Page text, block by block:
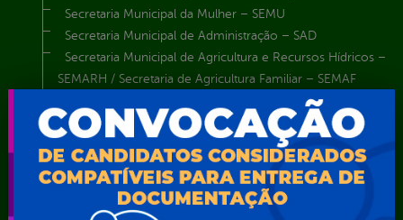
Secretaria Municipal da Mulher – SEMU
Secretaria Municipal de Administração – SAD
Secretaria Municipal de Agricultura e Recursos Hídricos –
SEMARH / Secretaria de Agricultura Familiar – SEMAF
Secretaria Municipal de Esporte e Lazer – SEMEL
Secretaria Municipal de Finanças – SECFIN
Secretaria Municipal de Governo – SEGOV
Secretaria Municipal de Meio Ambiente – SEMA
Secretaria Municipal de Planejamento e Gestão – SEPLAG